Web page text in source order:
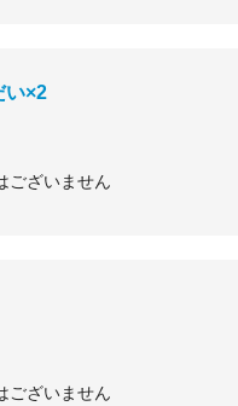
い×2
ございません
ございません